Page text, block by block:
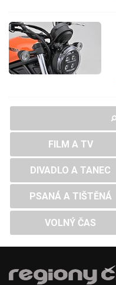
FILM A TV
DIVADLO A TANEC
PSANÁ A TIŠTĚNÁ
VOLNÝ ČAS